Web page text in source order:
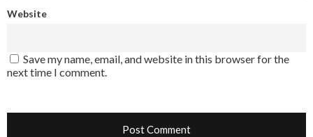
Website
Save my name, email, and website in this browser for the
next time I comment.